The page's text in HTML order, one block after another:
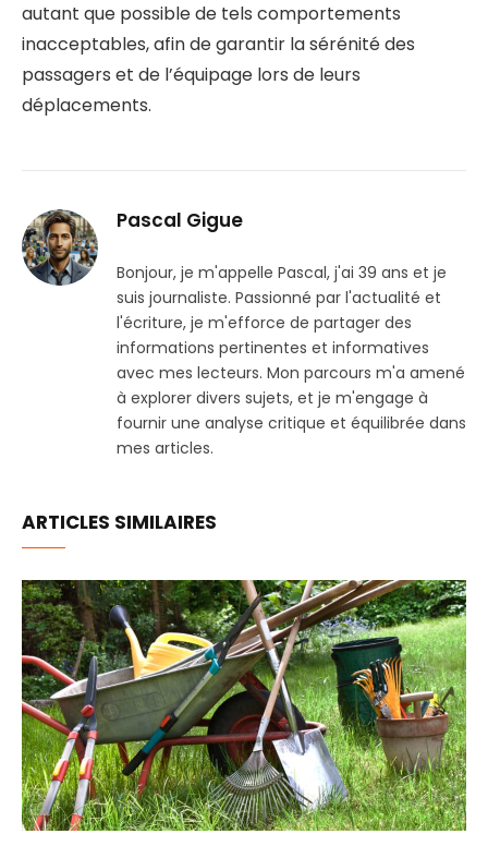
autant que possible de tels comportements
inacceptables, afin de garantir la sérénité des
passagers et de l’équipage lors de leurs
déplacements.
Pascal Gigue
Bonjour, je m'appelle Pascal, j'ai 39 ans et je
suis journaliste. Passionné par l'actualité et
l'écriture, je m'efforce de partager des
informations pertinentes et informatives
avec mes lecteurs. Mon parcours m'a amené
à explorer divers sujets, et je m'engage à
fournir une analyse critique et équilibrée dans
mes articles.
ARTICLES SIMILAIRES